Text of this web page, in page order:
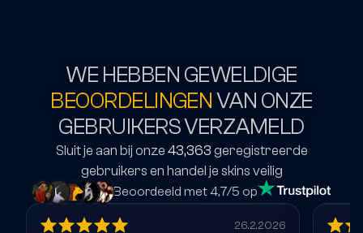
WE HEBBEN GEWELDIGE
BEOORDELINGENVAN ONZE
GEBRUIKERS VERZAMELD
Sluit je aan bij onze 43,363 geregistreerde
gebruikers en handel je skins veilig
Beoordeeld met 4,7/5 op
26.2.2026